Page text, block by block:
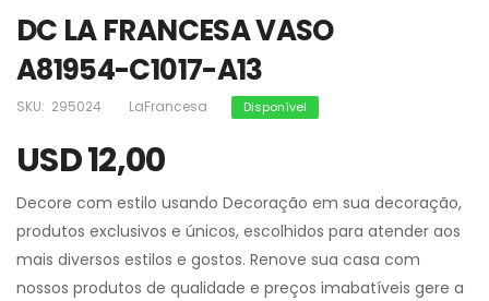
DC LA FRANCESA VASO
A81954-C1017-A13
SKU: 295024 LaFrancesa Disponível
USD 12,00
Decore com estilo usando Decoração em sua decoração,
produtos exclusivos e únicos, escolhidos para atender aos
mais diversos estilos e gostos. Renove sua casa com
nossos produtos de qualidade e preços imabatíveis gere a